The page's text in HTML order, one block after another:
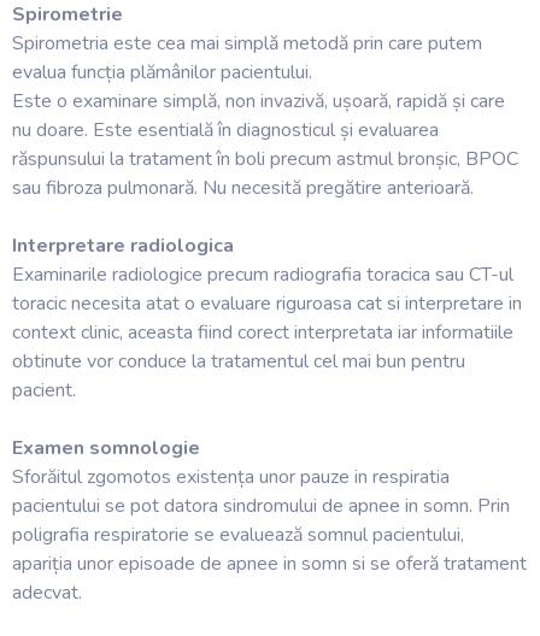
Spirometrie
Spirometria este cea mai simplă metodă prin care putem
evalua funcția plămânilor pacientului.
Este o examinare simplă, non invazivă, ușoară, rapidă și care
nu doare. Este esentială în diagnosticul și evaluarea
răspunsului la tratament în boli precum astmul bronșic, BPOC
sau fibroza pulmonară. Nu necesită pregătire anterioară.
Interpretare radiologica
Examinarile radiologice precum radiografia toracica sau CT-ul
toracic necesita atat o evaluare riguroasa cat si interpretare in
context clinic, aceasta fiind corect interpretata iar informatiile
obtinute vor conduce la tratamentul cel mai bun pentru
pacient.
Examen somnologie
Sforăitul zgomotos existența unor pauze in respiratia
pacientului se pot datora sindromului de apnee in somn. Prin
poligrafia respiratorie se evaluează somnul pacientului,
apariția unor episoade de apnee in somn si se oferă tratament
adecvat.